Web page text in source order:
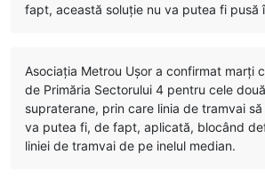
fapt, această soluție nu va putea fi pusă
Asociația Metrou Ușor a confirmat marți
de Primăria Sectorului 4 pentru cele
supraterane, prin care linia de tramvai
va putea fi, de fapt, aplicată, blocând
liniei de tramvai de pe inelul median.